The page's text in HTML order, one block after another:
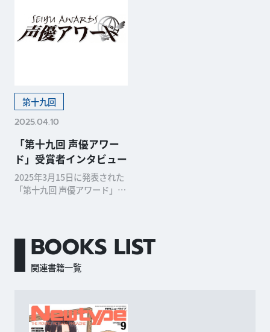
第十九回
2025.04.10
「第十九回 声優アワー
ド」受賞者インタビュー
2025年3月15日に発表された
「第十九回 声優アワード」の
BOOKS LIST
関連書籍一覧